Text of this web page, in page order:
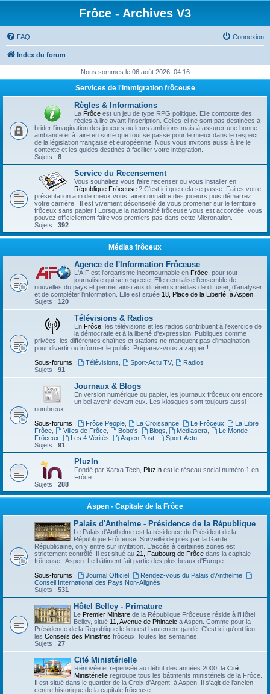
Frôce - Archives V3
FAQ Connexion
Index du forum
Nous sommes le 06 août 2026, 04:16
Services de l'immigration frôceuse
Règles & Informations
La Frôce est un jeu de type RPG politique. Elle comporte des
règles à lire avant l'inscription . Celles-ci ne sont pas destinées à
brider l'imagination des joueurs ou leurs ambitions mais à assurer une bonne
ambiance et à faire en sorte que tout se passe pour le mieux dans le respect
de la législation française et européenne. Nous vous invitons aussi à lire le
contexte et les guides destinés à faciliter votre intégration.
Sujets : 8
Service du Recensement
Vous souhaitez vous faire recenser ou vous installer en
République Frôceuse ? C'est ici que cela se passe. Faites votre
présentation afin de mieux vous faire connaître des joueurs puis démarrez
votre carrière ! Il est vivement déconseillé de vous promener sur le territoire
frôceux sans papier ! Lorsque la nationalité frôceuse vous est accordée, vous
pouvez officiellement faire vos premiers pas dans cette Micronation.
Sujets : 392
Médias frôceux
Agence de l'Information Frôceuse
L'AIF est l'organisme incontournable en Frôce , pour tout
journaliste qui se respecte. Elle centralise l'ensemble de
nouvelles du pays et permet ainsi aux différents médias de diffuser, d'analyser
et de compléter l'information. Elle est située 18, Place de la Liberté, à Aspen
Sujets : 120
Télévisions & Radios
En Frôce , les télévisions et les radios contribuent à l'exercice de
la démocratie et à la liberté d'expression. Publiques comme
privées, les différentes chaînes et stations ne manquent pas d'imagination
pour divertir ou informer le public. Préparez-vous à zapper !
Sous-forums :
Télévisions Sport-Actu TV,
Radios
Sujets : 91
Journaux & Blogs
En version numérique ou papier, les journaux frôceux ont encore
un bel avenir devant eux. Les kiosques sont toujours aussi
nombreux.
Sous-forums :
Frôce People, La Croissance, Le Frôceux
La Libre
Frôce
Villes de Frôce, Bobo's Blogs Mediasera
Le Monde
Frôceux
Les 4 Vérités Aspen Post,
Sport-Actu
Sujets : 91
PluzIn
Fondé par Xarxa Tech, PluzIn est le réseau social numéro 1 en
Frôce.
Sujets : 288
Aspen - Capitale de la Frôce
Palais d'Anthelme - Présidence de la République
Le Palais d'Anthelme est la résidence du Président de la
République Frôceuse. Surveillé de près par la Garde
Républicaine, on y entre sur invitation. L'accès à certaines zones est
strictement contrôlé. Il est situé au 21, Faubourg de Frôce dans la capitale
frôceuse : Aspen. Le bâtiment fait partie des plus beaux d'Europe.
Sous-forums :
Journal Officiel, Rendez-vous du Palais d'Anthelme,
Conseil International des Pays Non-Alignés
Sujets : 531
Hôtel Belley - Primature
Le Premier Ministre de la République Frôceuse réside à l'Hôtel
Belley, situé 11, Avenue de Phinacie à Aspen. Comme pour la
Présidence de la République le lieu est hautement gardé. C'est ici qu'ont lieu
les Conseils des Ministres frôceux, toutes les semaines.
Sujets : 27
Cité Ministérielle
Rénovée et repensée au début des années 2000, la Cité
Ministérielle regroupe tous les bâtiments ministériels de la Frôce.
Il est situé dans le quartier de la Croix d'Argent, à Aspen. Il s'agit de l'ancien
centre historique de la capitale frôceuse.